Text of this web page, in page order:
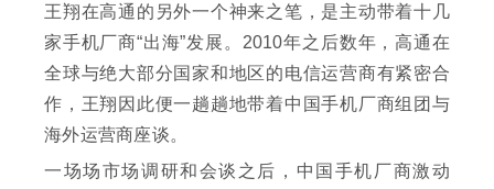
王翔在高通的另外一个神来之笔，是主动带着十几
家手机厂商“出海”发展。2010年之后数年，高通在
全球与绝大部分国家和地区的电信运营商有紧密合
作，王翔因此便一趟趟地带着中国手机厂商组团与
海外运营商座谈。
一场场市场调研和会谈之后，中国手机厂商激动